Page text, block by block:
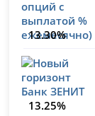
13.30%
13.25%